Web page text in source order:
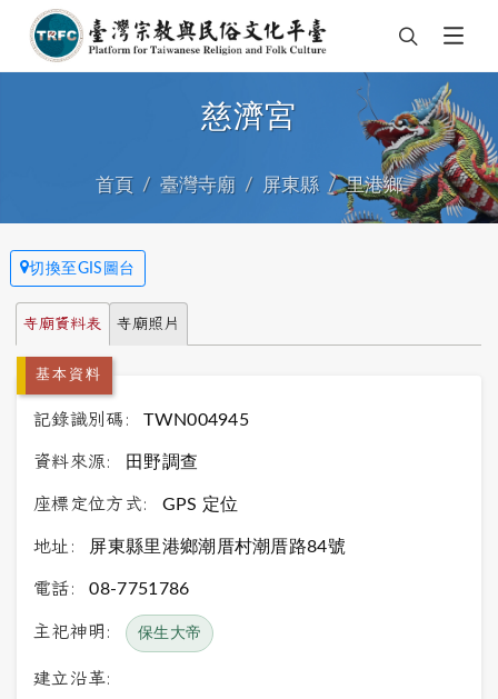
慈濟宮
首頁 臺灣寺廟 屏東縣 里港鄉
切換至GIS圖台
寺廟資料表 寺廟照片
基本資料
記錄識別碼: TWN004945
資料來源: 田野調查
座標定位方式: GPS 定位
地址: 屏東縣里港鄉潮厝村潮厝路84號
電話: 08-7751786
主祀神明: 保生大帝
建立沿革: